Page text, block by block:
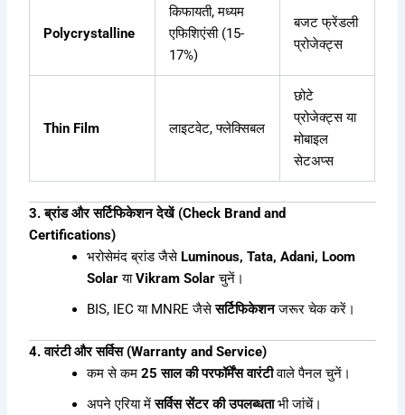
Polycrystalline
किफायती, मध्यम
एफिशिएंसी (15-
17%)
बजट फ्रेंडली
प्रोजेक्ट्स
Thin Film लाइटवेट, फ्लेक्सिबल
छोटे
प्रोजेक्ट्स या
मोबाइल
सेटअप्स
3. ब्रांड और सर्टिफिकेशन देखें (Check Brand and
Certifications)
भरोसेमंद ब्रांड जैसे Luminous, Tata, Adani, Loom
SolarयाVikram Solarचुनें।
BIS, IEC या MNRE जैसेसर्टिफिकेशनजरूर चेक करें।
4. वारंटी और सर्विस (Warranty and Service)
कम से कम25 साल की परफॉर्मेंस वारंटीवाले पैनल चुनें।
अपने एरिया मेंसर्विस सेंटर की उपलब्धताभी जांचें।